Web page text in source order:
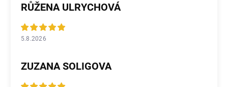
RŮŽENA ULRYCHOVÁ
5.8.2026
ZUZANA SOLIGOVA